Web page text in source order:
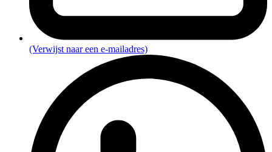
(Verwijst naar een e-mailadres)